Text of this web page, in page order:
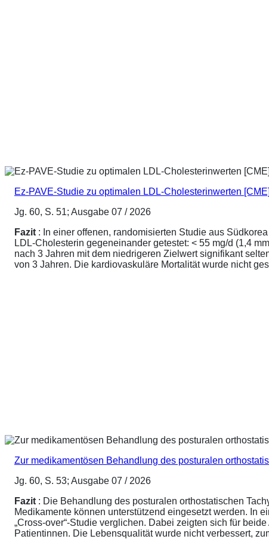
Ez-PAVE-Studie zu optimalen LDL-Cholesterinwerten [CME]
Jg. 60, S. 51; Ausgabe 07 / 2026
Fazit : In einer offenen, randomisierten Studie aus
LDL-Cholesterin gegeneinander getestet: < 55 mg/d (1,4
nach 3 Jahren mit dem niedrigeren Zielwert signifikant
von 3 Jahren. Die kardiovaskuläre Mortalität wurde nicht
Zur medikamentösen Behandlung des posturalen
Jg. 60, S. 53; Ausgabe 07 / 2026
Fazit : Die Behandlung des posturalen orthostatischen
Medikamente können unterstützend eingesetzt werden. In
„Cross-over“-Studie verglichen. Dabei zeigten sich für
Patientinnen. Die Lebensqualität wurde nicht verbessert,